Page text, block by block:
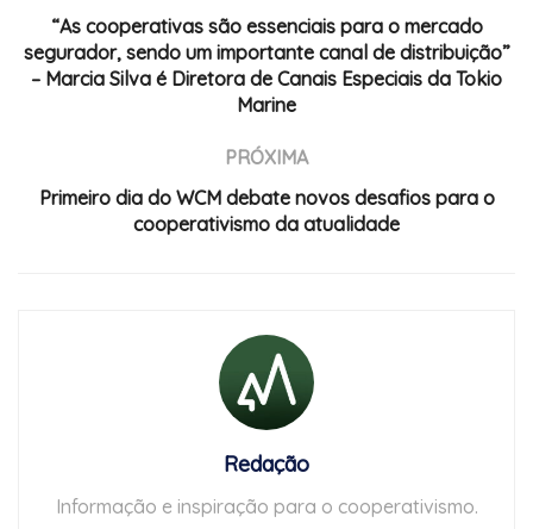
“As cooperativas são essenciais para o mercado
segurador, sendo um importante canal de distribuição”
– Marcia Silva é Diretora de Canais Especiais da Tokio
Marine
PRÓXIMA
Primeiro dia do WCM debate novos desafios para o
cooperativismo da atualidade
Redação
Informação e inspiração para o cooperativismo.